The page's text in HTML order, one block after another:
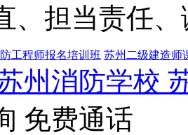
、担当责任
工程师报名培训班 苏州二级建造师
州消防学校
免费通话